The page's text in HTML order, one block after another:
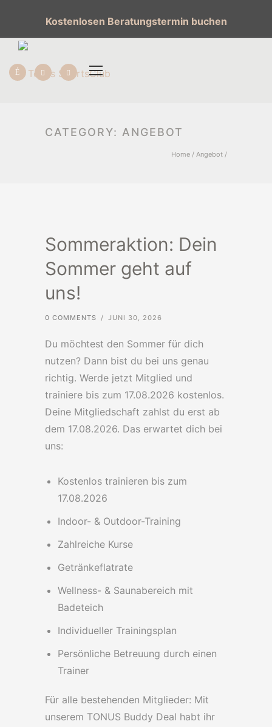
Kostenlosen Beratungstermin buchen
CATEGORY: ANGEBOT
Home / Angebot /
Sommeraktion: Dein
Sommer geht auf
uns!
0 COMMENTS / JUNI 30, 2026
Du möchtest den Sommer für dich
nutzen? Dann bist du bei uns genau
richtig. Werde jetzt Mitglied und
trainiere bis zum 17.08.2026 kostenlos.
Deine Mitgliedschaft zahlst du erst ab
dem 17.08.2026. Das erwartet dich bei
uns:
Kostenlos trainieren bis zum
17.08.2026
Indoor- & Outdoor-Training
Zahlreiche Kurse
Getränkeflatrate
Wellness- & Saunabereich mit
Badeteich
Individueller Trainingsplan
Persönliche Betreuung durch einen
Trainer
Für alle bestehenden Mitglieder: Mit
unserem TONUS Buddy Deal habt ihr